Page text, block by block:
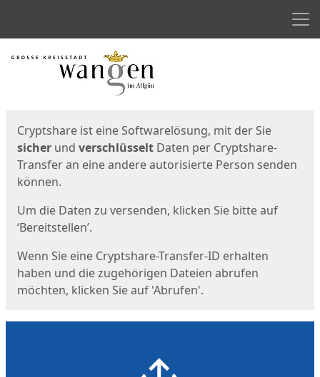
Start
Cryptshare ist eine Softwarelösung, mit der Sie
sicher und verschlüsselt Daten per Cryptshare-
Transfer an eine andere autorisierte Person senden
können.
Um die Daten zu versenden, klicken Sie bitte auf
‘Bereitstellen’.
Wenn Sie eine Cryptshare-Transfer-ID erhalten
haben und die zugehörigen Dateien abrufen
möchten, klicken Sie auf 'Abrufen'.